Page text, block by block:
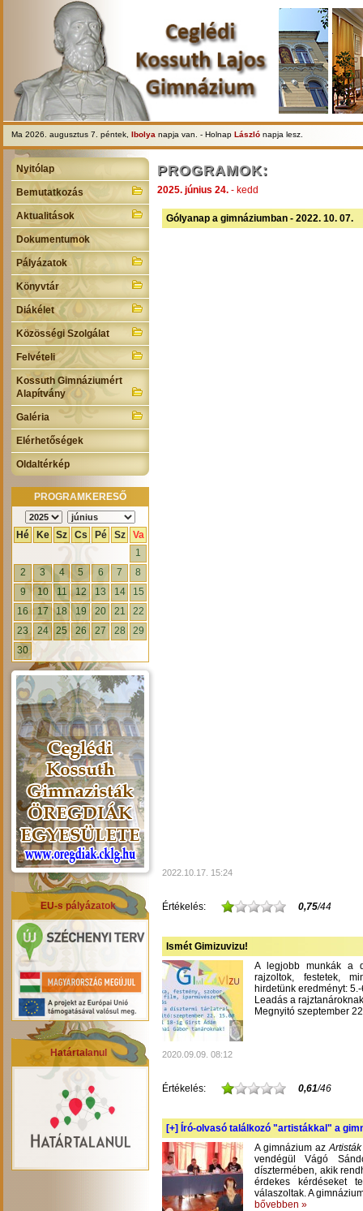
Ma 2026. augusztus 7. péntek, Ibolya napja van. - Holnap László napja lesz.
Nyitólap
Bemutatkozás
Aktualitások
Dokumentumok
Pályázatok
Könyvtár
Diákélet
Közösségi Szolgálat
Felvételi
Kossuth Gimnáziumért
Alapítvány
Galéria
Elérhetőségek
Oldaltérkép
PROGRAMKERESŐ
Hé Ke Sz Cs Pé Sz
Va
1
2
3 4 5 6 7
8
9
10 11 12 13 14
15
16
17 18 19 20 21
22
23
24 25 26 27 28
29
30
EU-s pályázatok
Határtalanul
PROGRAMOK:
2025. június 24. - kedd
Gólyanap a gimnáziumban - 2022. 10. 07.
2022.10.17. 15:24
Értékelés: 0,75/44
Ismét Gimizuvizu!
A legjobb munkák a
rajzoltok, festetek,
hirdetünk eredményt:
Leadás a
Megnyitó szeptember
2020.09.09. 08:12
Értékelés: 0,61/46
[+] Író-olvasó találkozó "artistákkal" a
A gimnázium az
vendégül Vágó
dísztermében, akik
érdekes kérdéseket
válaszoltak. A
bővebben »